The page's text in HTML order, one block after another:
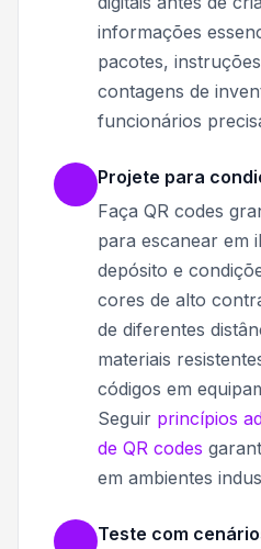
informações
pacotes,
contagens de
funcionários
Projete para
Faça QR codes
para escanear em
depósito e
cores de alto
de diferentes
materiais
códigos em
Seguir princípios
de QR codes
em ambientes
Teste com